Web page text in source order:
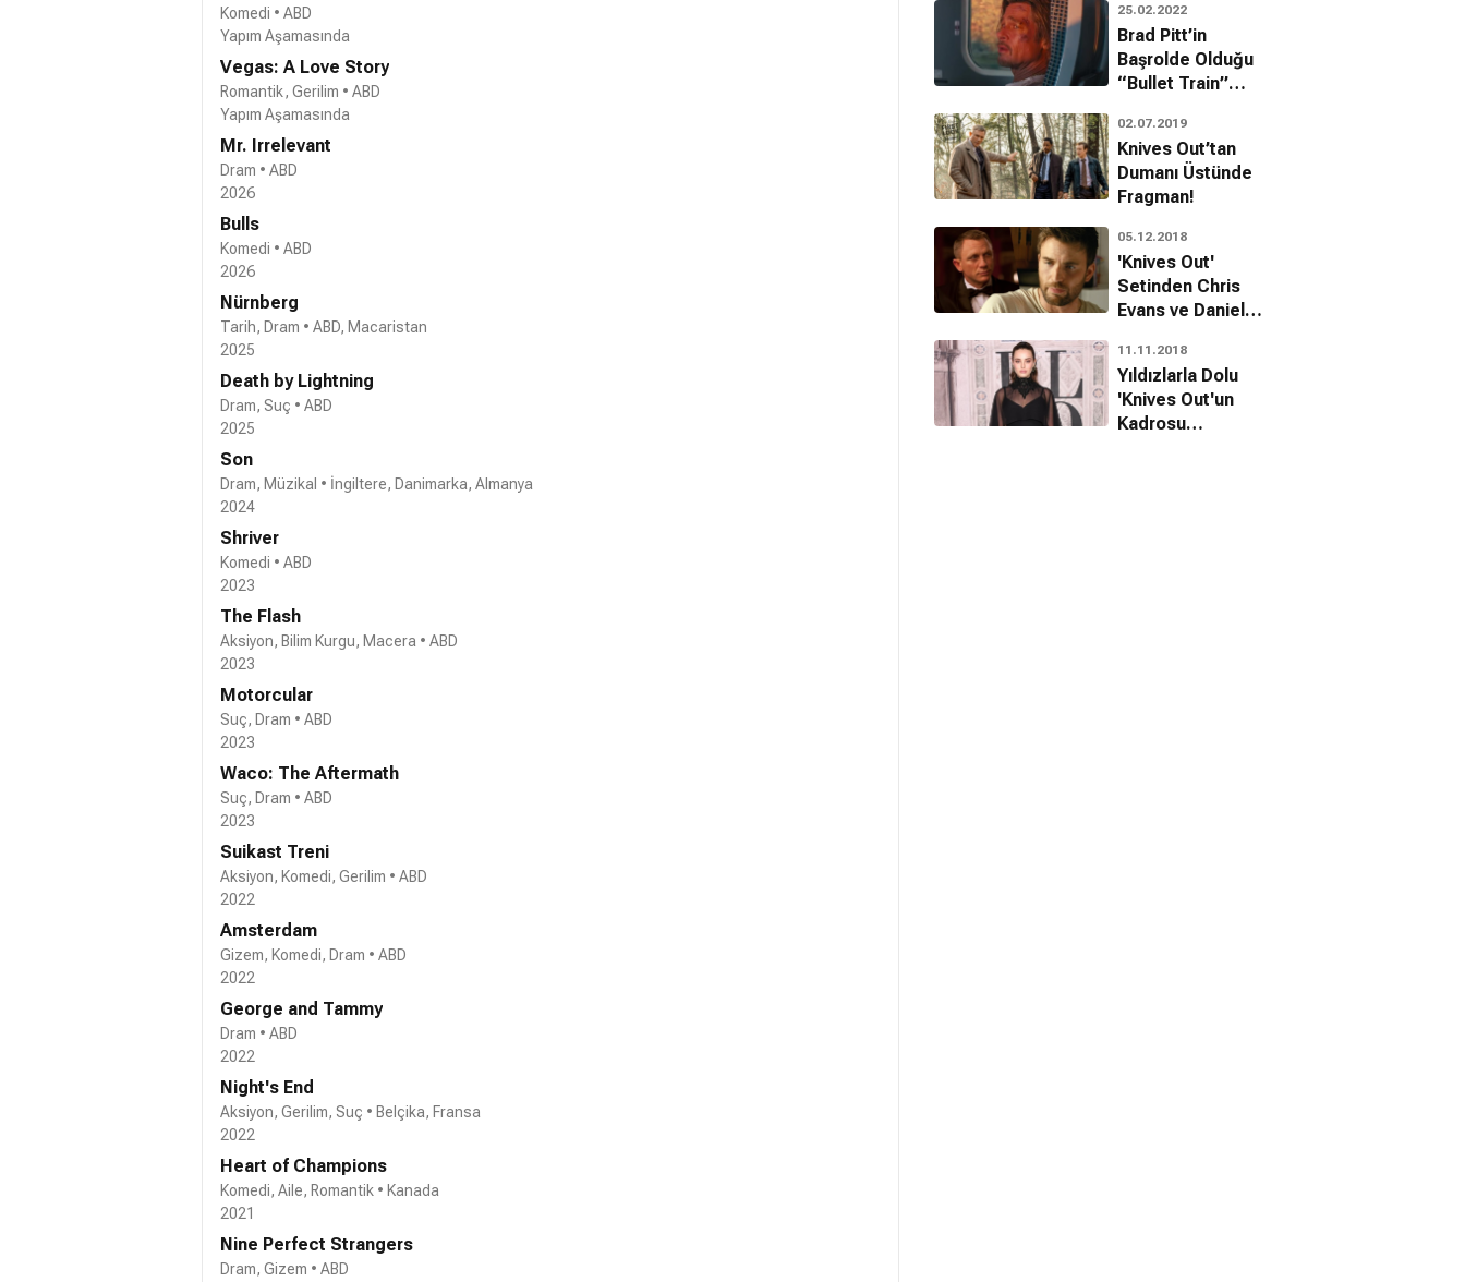
Komedi • ABD
Yapım Aşamasında
Vegas: A Love Story
Romantik, Gerilim • ABD
Yapım Aşamasında
Mr. Irrelevant
Dram • ABD
2026
Bulls
Komedi • ABD
2026
Nürnberg
Tarih, Dram • ABD, Macaristan
2025
Death by Lightning
Dram, Suç • ABD
2025
Son
Dram, Müzikal • İngiltere, Danimarka, Almanya
2024
Shriver
Komedi • ABD
2023
The Flash
Aksiyon, Bilim Kurgu, Macera • ABD
2023
Motorcular
Suç, Dram • ABD
2023
Waco: The Aftermath
Suç, Dram • ABD
2023
Suikast Treni
Aksiyon, Komedi, Gerilim • ABD
2022
Amsterdam
Gizem, Komedi, Dram • ABD
2022
George and Tammy
Dram • ABD
2022
Night's End
Aksiyon, Gerilim, Suç • Belçika, Fransa
2022
Heart of Champions
Komedi, Aile, Romantik • Kanada
2021
Nine Perfect Strangers
Dram, Gizem • ABD
Dizisinde!
25.02.2022
Brad Pitt’in
Başrolde Olduğu
“Bullet Train”
Fragman Geldi!
02.07.2019
Knives Out’tan
Dumanı Üstünde
Fragman!
05.12.2018
'Knives Out'
Setinden Chris
Evans ve Daniel
Geldi
11.11.2018
Yıldızlarla Dolu
'Knives Out'un
Kadrosu